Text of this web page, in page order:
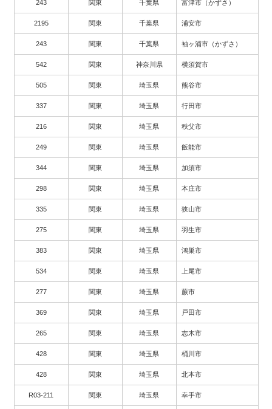
243 関東 千葉県 富津市（かずさ）
2195 関東 千葉県 浦安市
243 関東 千葉県 袖ヶ浦市（かずさ）
542 関東 神奈川県 横須賀市
505 関東 埼玉県 熊谷市
337 関東 埼玉県 行田市
216 関東 埼玉県 秩父市
249 関東 埼玉県 飯能市
344 関東 埼玉県 加須市
298 関東 埼玉県 本庄市
335 関東 埼玉県 狭山市
275 関東 埼玉県 羽生市
383 関東 埼玉県 鴻巣市
534 関東 埼玉県 上尾市
277 関東 埼玉県 蕨市
369 関東 埼玉県 戸田市
265 関東 埼玉県 志木市
428 関東 埼玉県 桶川市
428 関東 埼玉県 北本市
R03-211 関東 埼玉県 幸手市